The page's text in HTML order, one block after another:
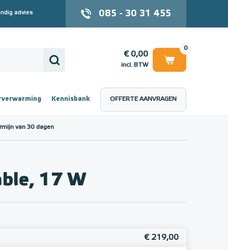
advies 085 - 30 31 455
0
€ 0,00
incl. BTW
€ 0,00
Kennisbank OFFERTE AANVRAGEN
van 30 dagen
17 W
€ 219,00